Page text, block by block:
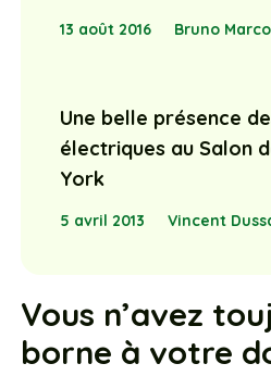
13 août 2016 Bruno
Une belle présence
électriques au Salon
York
5 avril 2013 Vincent
Vous n’avez
borne à votre